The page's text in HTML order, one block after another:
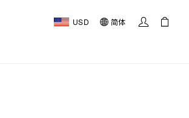
USD 简体